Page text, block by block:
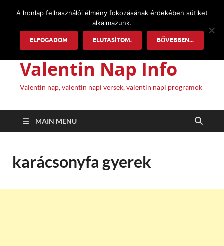
Valentin Nap Info
Valentin nap, valentin napi versek, valentin napi programok
MAIN MENU
karácsonyfa gyerek
A honlap felhasználói élmény fokozásának érdekében sütiket
alkalmazunk.
ELFOGADOM ELUTASÍTOM. BŐVEBBEN...